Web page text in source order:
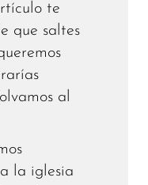
te
que saltes
al
la iglesia